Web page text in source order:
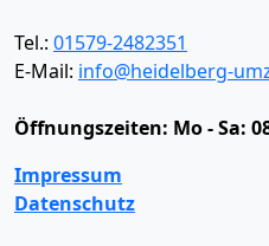
Tel.: 01579-2482351
E-Mail: info@heidelberg-
Öffnungszeiten: Mo - Sa:
Impressum
Datenschutz